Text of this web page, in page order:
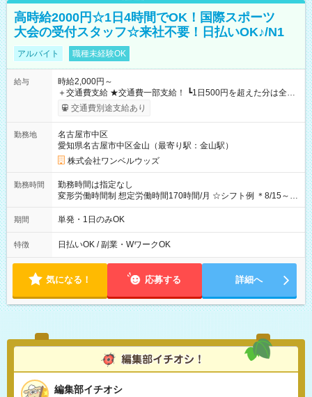
高時給2000円☆1日4時間でOK！国際スポーツ
大会の受付スタッフ☆来社不要！日払いOK♪/N1
アルバイト 職種未経験OK
給与
時給2,000円～
＋交通費支給 ★交通費一部支給！ ┗1日500円を超えた分は全額
支給！ ※往復500円以内の方は自己負担となります ★日払い
OK！（規定あり） ┗働いたその日に現金GET♪ お仕事後はコン
期間なし
交通費別途支給あり
勤務地
名古屋市中区
愛知県名古屋市中区金山（最寄り駅：金山駅）
株式会社ワンベルウッズ
勤務時間
勤務時間は指定なし
変形労働時間制 想定労働時間170時間/月 ☆シフト例 ＊8/15～
10/26 全日共通 08：00～12：00 17：00～21：00 ＊8/31
～9/19のみ下記シフトもあります！ 12：00～16：00 ＊9/6～
00
期間 単発・1日のみOK
特徴 日払いOK / 副業・WワークOK
気になる！ 応募する 詳細へ
編集部イチオシ